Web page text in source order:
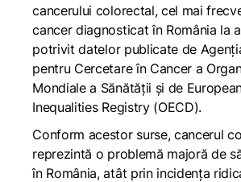
cancerului colorectal, cel mai
cancer diagnosticat în România la
potrivit datelor publicate de
pentru Cercetare în Cancer a
Mondiale a Sănătății și de
Inequalities Registry (OECD).
Conform acestor surse, cancerul
reprezintă o problemă majoră de
în România, atât prin incidența